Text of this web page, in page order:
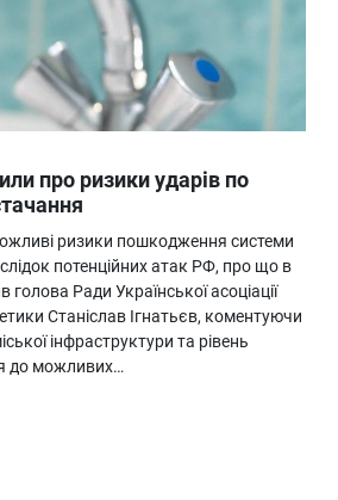
про ризики ударів по
ризики пошкодження системи
потенційних атак РФ, про що в
голова Ради Української асоціації
Станіслав Ігнатьєв, коментуючи
інфраструктури та рівень
до можливих…